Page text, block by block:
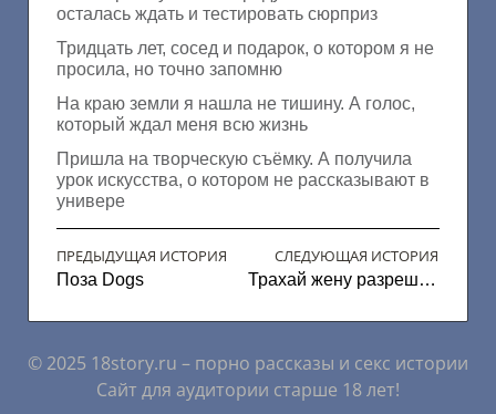
осталась ждать и тестировать сюрприз
Тридцать лет, сосед и подарок, о котором я не
просила, но точно запомню
На краю земли я нашла не тишину. А голос,
который ждал меня всю жизнь
Пришла на творческую съёмку. А получила
урок искусства, о котором не рассказывают в
универе
ПРЕДЫДУЩАЯ ИСТОРИЯ
Поза Dogs
СЛЕДУЮЩАЯ ИСТОРИЯ
Трахай жену разрешаю
© 2025 18story.ru – порно рассказы и секс истории
Сайт для аудитории старше 18 лет!